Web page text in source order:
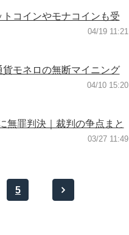
コインやモナコインも受
04/19 11:21
モネロの無断マイニング
04/10 15:20
無罪判決｜裁判の争点まと
03/27 11:49
5